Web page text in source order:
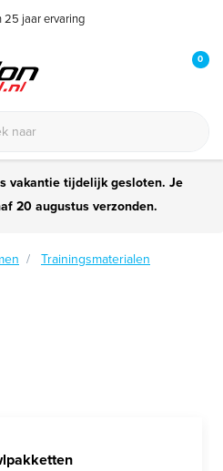
25 jaar ervaring
0
vakantie tijdelijk gesloten. Je
20 augustus verzonden.
Trainingsmaterialen